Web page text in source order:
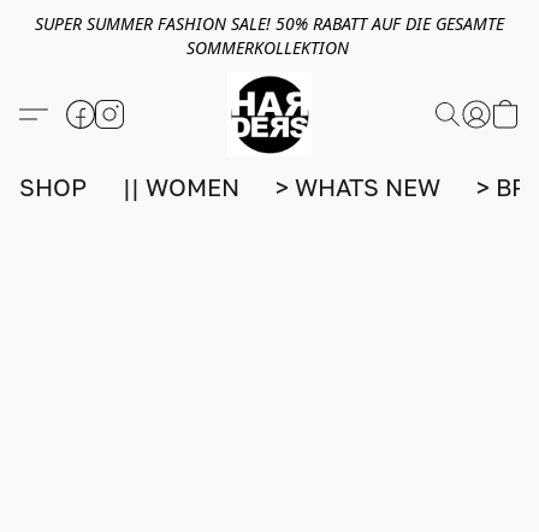
SUPER SUMMER FASHION SALE! 50% RABATT AUF DIE GESAMTE
SOMMERKOLLEKTION
SHOP || WOMEN > WHATS NEW >